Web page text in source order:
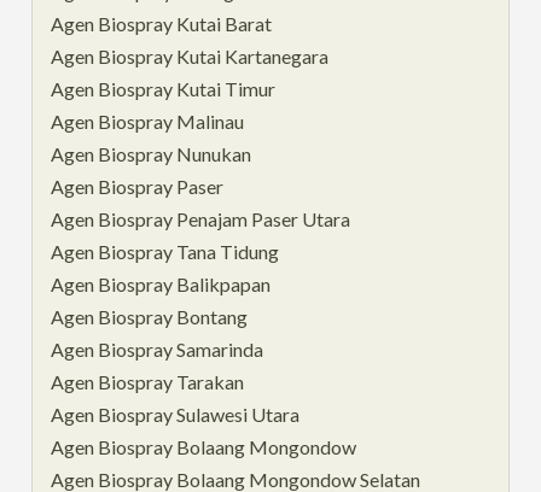
Agen Biospray Kutai Barat
Agen Biospray Kutai Kartanegara
Agen Biospray Kutai Timur
Agen Biospray Malinau
Agen Biospray Nunukan
Agen Biospray Paser
Agen Biospray Penajam Paser Utara
Agen Biospray Tana Tidung
Agen Biospray Balikpapan
Agen Biospray Bontang
Agen Biospray Samarinda
Agen Biospray Tarakan
Agen Biospray Sulawesi Utara
Agen Biospray Bolaang Mongondow
Agen Biospray Bolaang Mongondow Selatan